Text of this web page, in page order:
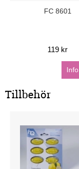
FC 8601
119 kr
Info
Tillbehör